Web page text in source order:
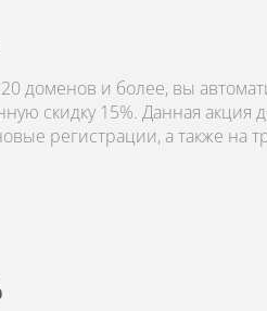
доменов и более, вы
скидку 15%. Данная акция
регистрации, а также на